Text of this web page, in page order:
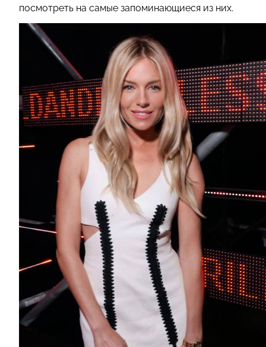
посмотреть на самые запоминающиеся из них.